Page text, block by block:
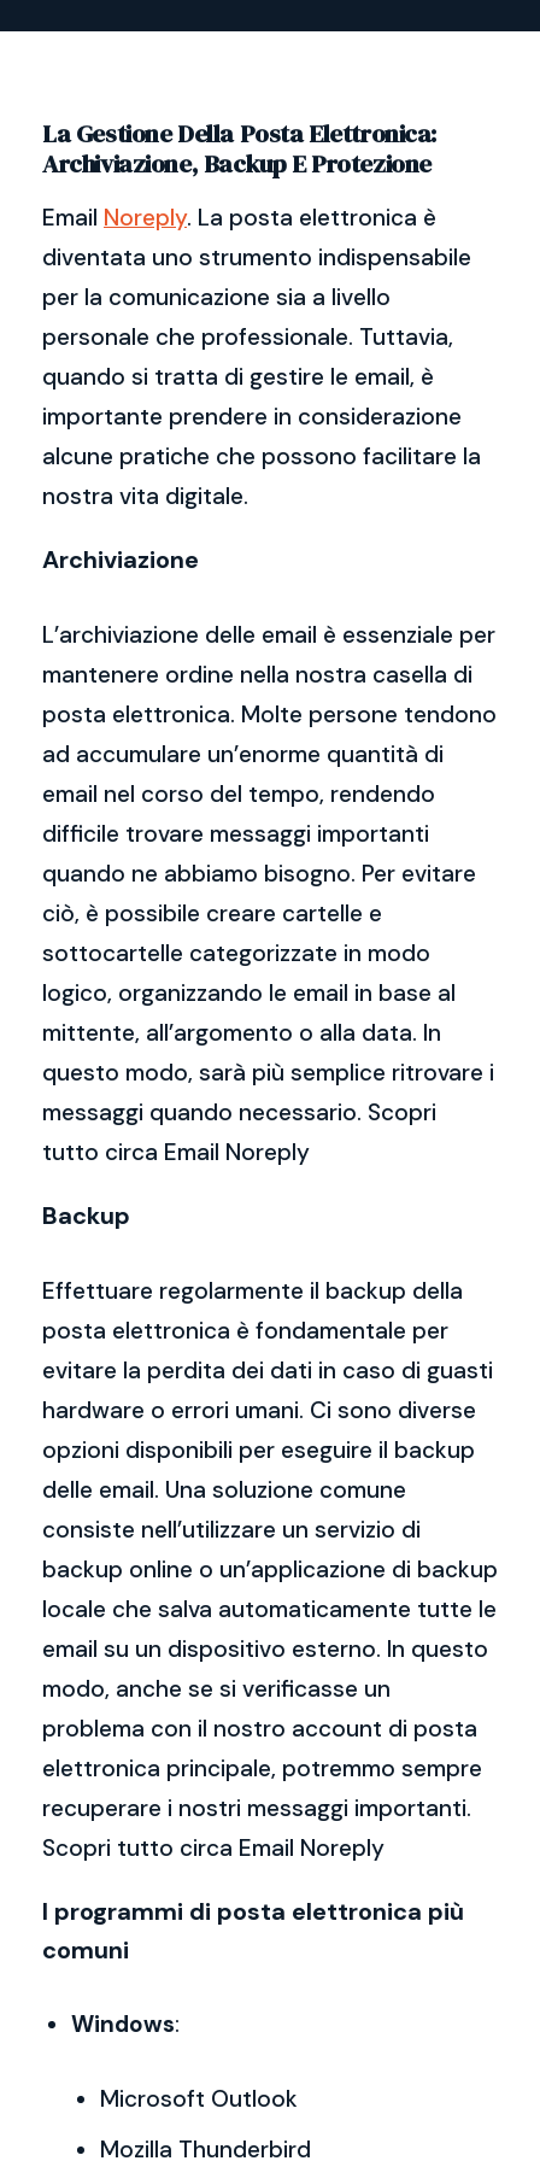
La Gestione Della Posta Elettronica:
Archiviazione, Backup E Protezione
Email Noreply. La posta elettronica è
diventata uno strumento indispensabile
per la comunicazione sia a livello
personale che professionale. Tuttavia,
quando si tratta di gestire le email, è
importante prendere in considerazione
alcune pratiche che possono facilitare la
nostra vita digitale.
Archiviazione
L’archiviazione delle email è essenziale per
mantenere ordine nella nostra casella di
posta elettronica. Molte persone tendono
ad accumulare un’enorme quantità di
email nel corso del tempo, rendendo
difficile trovare messaggi importanti
quando ne abbiamo bisogno. Per evitare
ciò, è possibile creare cartelle e
sottocartelle categorizzate in modo
logico, organizzando le email in base al
mittente, all’argomento o alla data. In
questo modo, sarà più semplice ritrovare i
messaggi quando necessario. Scopri
tutto circa Email Noreply
Backup
Effettuare regolarmente il backup della
posta elettronica è fondamentale per
evitare la perdita dei dati in caso di guasti
hardware o errori umani. Ci sono diverse
opzioni disponibili per eseguire il backup
delle email. Una soluzione comune
consiste nell’utilizzare un servizio di
backup online o un’applicazione di backup
locale che salva automaticamente tutte le
email su un dispositivo esterno. In questo
modo, anche se si verificasse un
problema con il nostro account di posta
elettronica principale, potremmo sempre
recuperare i nostri messaggi importanti.
Scopri tutto circa Email Noreply
I programmi di posta elettronica più
comuni
Windows:
Microsoft Outlook
Mozilla Thunderbird